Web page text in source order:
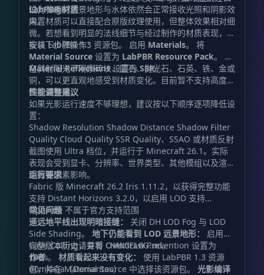
设为 High
过，普通的远景地形与水体依然会正常接收光照和阴影效
果。
LabPBR 材质
内置材质可以直接配合原版纹理使用，但整体效果相对细
微。若想看到明显的法线细节与经过制作的材质表现，请
按以下步骤操作：
安装 LabPBR 1.3 资源包。 启用 Materials。 将
Material Source 设置为 LabPBR Resource Pack。 将
Material Reflections设置为SSR。
在斜射阳光下观察砖块、圆石、抛光石、石英、铁、金或
铜，可以更直观地感受到材质变化。目前暂不支持高度贴
图视差效果。
性能调整建议
如果光影运行速度不够理想，建议按以下顺序逐项降低设
置：
Shadow Resolution Shadow Distance Shadow Filter
Quality Cloud Quality SSR Quality、SSAO 或材质反射
截图使用 Ultra 档位，并运行于 Minecraft 26.1。实际
表现会受到显卡、分辨率、世界类型、其他模组以及渲染
距离等因素影响。
运行要求
Fabric 版 Minecraft 26.2 Iris 1.11.2，以获得完整功能
支持 Distant Horizons 3.2.0，以启用 LOD 支持
OptiFine 不属于官方支持范围
常见问题
遥远地平线出现明暗接缝：
关闭 DH LOD Fog 与 LOD
Side Shading。 地下仍能看到 LOD 远景地形：
启用
Cave Culling，并将 Overdraw Prevention 设置为
100%。 材质看起来没有变化：
使用 LabPBR 1.3 资源
包，并在 Material Source 中选择该资源包。 光影编译
完整版本历史请查看 CHANGELOG.md。
作者
d0mkaaa（Domantas）